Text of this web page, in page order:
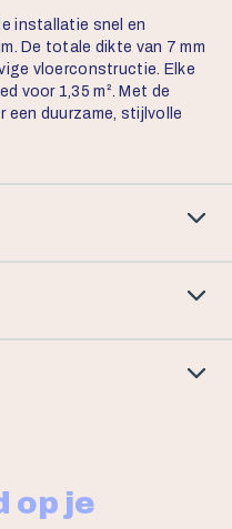
installatie snel en
De totale dikte van 7 mm
vloerconstructie. Elke
voor 1,35 m². Met de
een duurzame, stijlvolle
op je